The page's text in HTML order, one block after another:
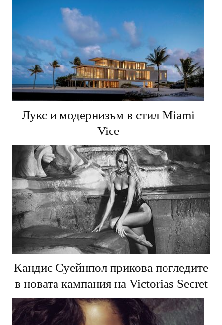
Лукс и модернизъм в стил Miami
Vice
Кандис Суейнпол прикова погледите
в новата кампания на Victorias Secret